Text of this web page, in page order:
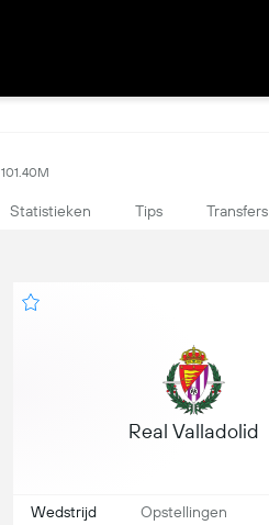
101.40M
Statistieken Tips Transfers
Real Valladolid
Wedstrijd Opstellingen